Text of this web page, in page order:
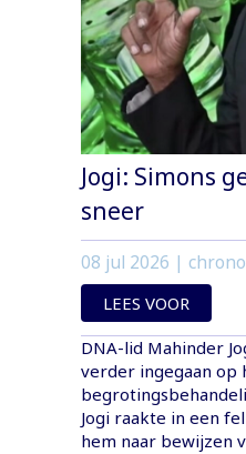
Jogi: Simons
sneer
08 jul 2026 |
LEES VOOR
DNA-lid Mahinder
verder ingegaan op
Jogi raakte in een
hem naar bewijzen